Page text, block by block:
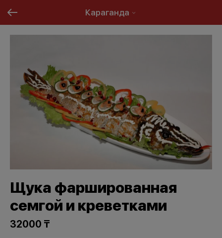
Караганда
Щука фаршированная
семгой и креветками
32000 ₸